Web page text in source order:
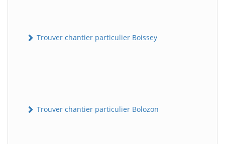
Trouver chantier particulier Boissey
Trouver chantier particulier Bolozon